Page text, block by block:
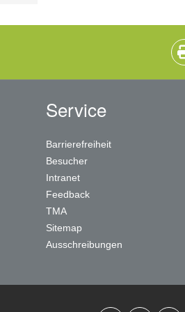
Service
Barrierefreiheit
Besucher
Intranet
Feedback
TMA
Sitemap
Ausschreibungen